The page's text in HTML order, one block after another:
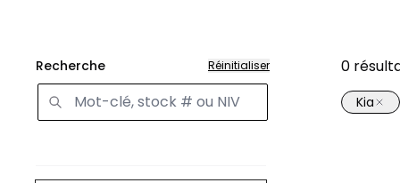
Recherche Réinitialiser 0
Kia